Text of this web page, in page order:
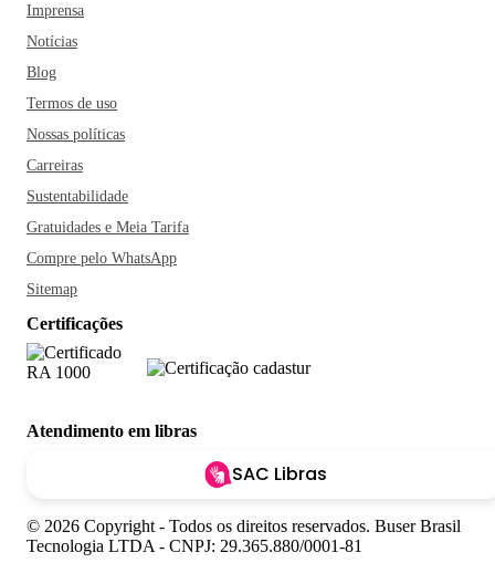
Imprensa
Notícias
Blog
Termos de uso
Nossas políticas
Carreiras
Sustentabilidade
Gratuidades e Meia Tarifa
Compre pelo WhatsApp
Sitemap
Certificações
Atendimento em libras
SAC Libras
© 2026 Copyright - Todos os direitos reservados. Buser Brasil
Tecnologia LTDA - CNPJ: 29.365.880/0001-81